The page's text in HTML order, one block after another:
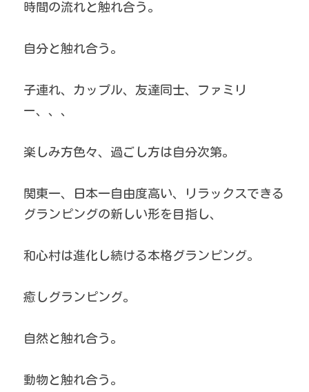
時間の流れと触れ合う。
自分と触れ合う。
子連れ、カップル、友達同士、ファミリ
ー、、、
楽しみ方色々、過ごし方は自分次第。
関東一、日本一自由度高い、リラックスできる
グランピングの新しい形を目指し、
和心村は進化し続ける本格グランピング。
癒しグランピング。
自然と触れ合う。
動物と触れ合う。